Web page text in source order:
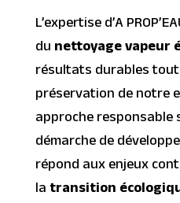
L’expertise d’A
dunettoyage vapeur
résultats durables
préservation de notre
approche responsable
démarche de
répond aux enjeux
latransition